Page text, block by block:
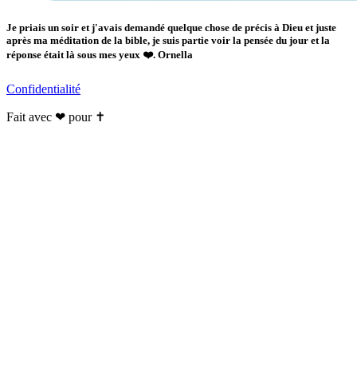
Je priais un soir et j'avais demandé quelque chose de précis à Dieu et juste
après ma méditation de la bible, je suis partie voir la pensée du jour et la
réponse était là sous mes yeux ❤️. Ornella
Confidentialité
Fait avec ❤ pour ✝️️